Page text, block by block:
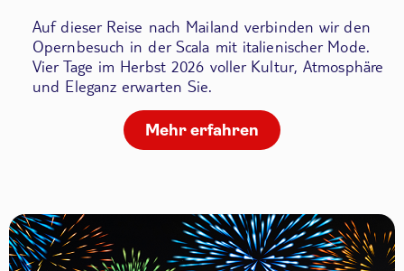
Auf dieser Reise nach Mailand verbinden wir den
Opernbesuch in der Scala mit italienischer Mode.
Vier Tage im Herbst 2026 voller Kultur, Atmosphäre
und Eleganz erwarten Sie.
Mehr erfahren